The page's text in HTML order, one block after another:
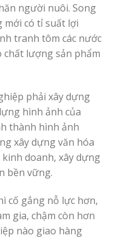
người nuôi. Song
mới có tỉ suất lợi
tranh tôm các nước
chất lượng sản phẩm
phải xây dựng
hình ảnh của
thành hình ảnh
xây dựng văn hóa
doanh, xây dựng
bền vững.
cố gắng nỗ lực hơn,
gia, chậm còn hơn
nào giao hàng